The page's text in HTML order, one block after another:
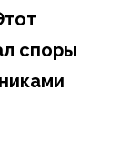
споры